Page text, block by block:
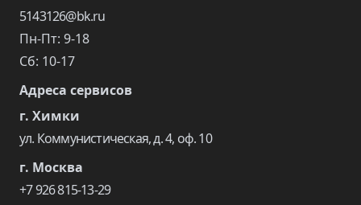
5143126@bk.ru
Пн-Пт: 9-18
Сб: 10-17
Адреса сервисов
г. Химки
ул. Коммунистическая, д. 4, оф. 10
г. Москва
+7 926 815-13-29